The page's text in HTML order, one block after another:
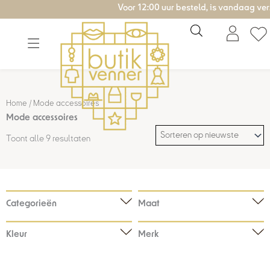
naar
Voor 12:00 uur besteld, is vandaag verzonden!
Home / Mode accessoires
Mode accessoires
Toont alle 9 resultaten
Gesorteerd
nieuwste
Categorieën Maat
Kleur Merk